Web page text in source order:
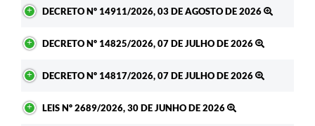
DECRETO Nº 14911/2026, 03 DE AGOSTO DE 2026
DECRETO Nº 14825/2026, 07 DE JULHO DE 2026
DECRETO Nº 14817/2026, 07 DE JULHO DE 2026
LEIS Nº 2689/2026, 30 DE JUNHO DE 2026